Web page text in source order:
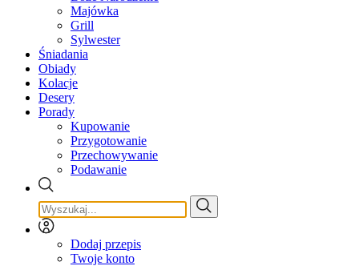
Majówka
Grill
Sylwester
Śniadania
Obiady
Kolacje
Desery
Porady
Kupowanie
Przygotowanie
Przechowywanie
Podawanie
Dodaj przepis
Twoje konto